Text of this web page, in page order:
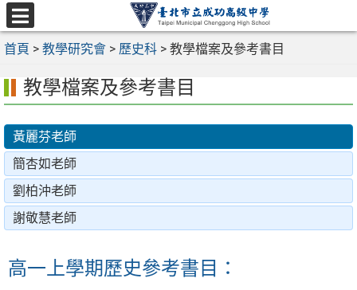
跳
至
主
容
區
選
單
首頁 > 教學研究會 > 歷史科 > 教學檔案及參考書目
教學檔案及參考書目
黃麗芬老師
簡杏如老師
劉柏沖老師
謝敬慧老師
高一上學期歷史參考書目：